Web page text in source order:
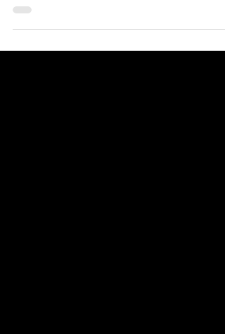
έρευνας και της καινοτομίας με την